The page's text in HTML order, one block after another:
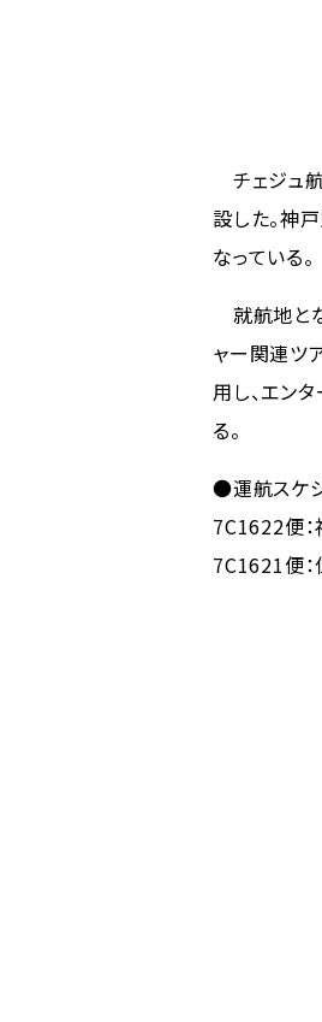
チェジュ
設した。神
なっている。
就航地と
ャー関連ツ
用し、エン
る。
●運航スケ
7C1622便
7C1621便